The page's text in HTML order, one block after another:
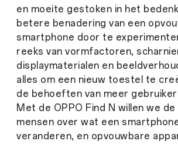
en moeite gestoken in het
betere benadering van een
smartphone door te
reeks van vormfactoren,
displaymaterialen en
alles om een nieuw toestel te
de behoeften van meer
Met de OPPO Find N willen we
mensen over wat een
veranderen, en opvouwbare